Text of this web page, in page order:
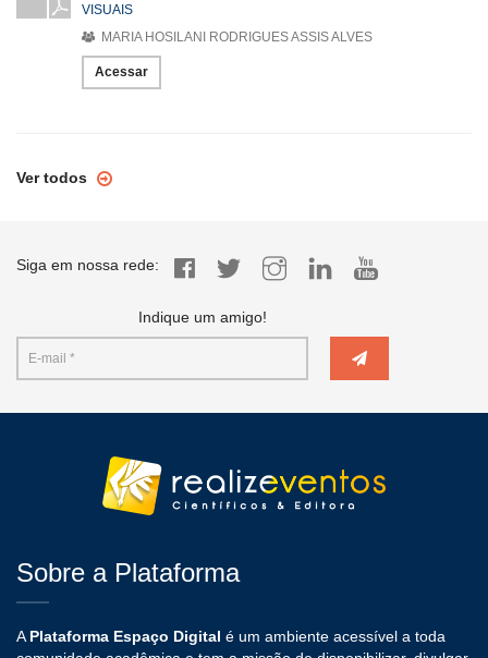
VISUAIS
MARIA HOSILANI RODRIGUES ASSIS ALVES
Acessar
Ver todos
Siga em nossa rede:
Indique um amigo!
Sobre a Plataforma
A Plataforma Espaço Digital é um ambiente acessível a toda